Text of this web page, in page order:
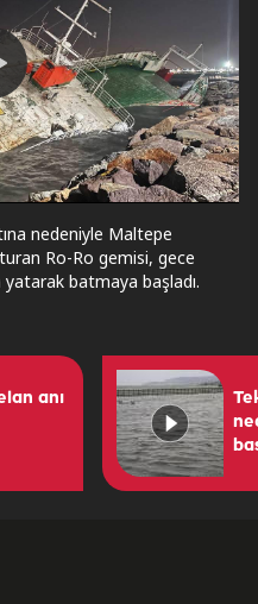
nedeniyle Maltepe
Ro-Ro gemisi, gece
yatarak batmaya başladı.
anı